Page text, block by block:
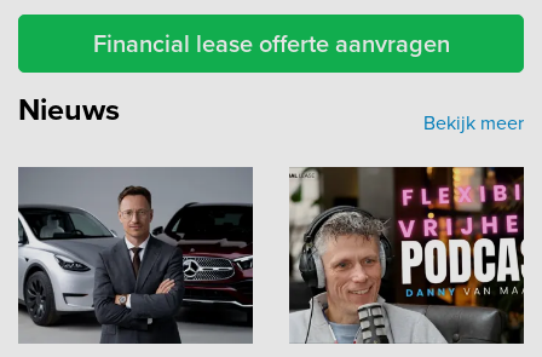
Financial lease offerte aanvragen
Nieuws Bekijk meer